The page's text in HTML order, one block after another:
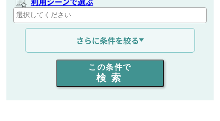
通信距離を選ぶ
出力を選ぶ
同時通話人数を選ぶ
さらに条件を絞る
この条件で
検索